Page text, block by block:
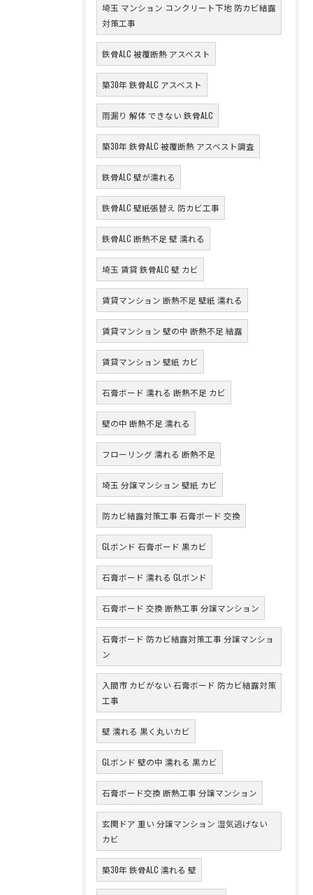
埼玉 マンション コンクリート下地 防カビ結露
対策工事
鉄骨ALC 被覆断熱 アスベスト
築30年 鉄骨ALC アスベスト
雨漏り 解体 できない 鉄骨ALC
築30年 鉄骨ALC 被覆断熱 アスベスト調査
鉄骨ALC 壁が濡れる
鉄骨ALC 壁紙張替え 防カビ工事
鉄骨ALC 断熱不足 壁 濡れる
埼玉 賃貸 鉄骨ALC 壁 カビ
賃貸マンション 断熱不足 壁紙 濡れる
賃貸マンション 壁の中 断熱不足 結露
賃貸マンション 壁紙 カビ
石膏ボード 濡れる 断熱不足 カビ
壁の中 断熱不足 濡れる
フローリング 濡れる 断熱不足
埼玉 分譲マンション 壁紙 カビ
防カビ結露対策工事 石膏ボード 交換
GLボンド 石膏ボード 黒カビ
石膏ボード 濡れる GLボンド
石膏ボード 交換 断熱工事 分譲マンション
石膏ボード 防カビ結露対策工事 分譲マンショ
ン
入間市 カビがない 石膏ボード 防カビ結露対策
工事
壁 濡れる 黒く丸いカビ
GLボンド 壁の中 濡れる 黒カビ
石膏ボード交換 断熱工事 分譲マンション
玄関ドア 重い 分譲マンション 湿気逃げない
カビ
築30年 鉄骨ALC 濡れる 壁